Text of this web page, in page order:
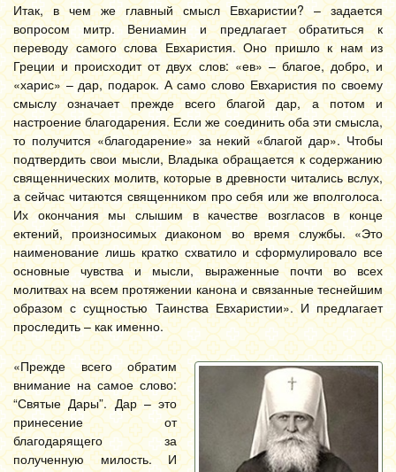
Итак, в чем же главный смысл Евхаристии? – задается
вопросом митр. Вениамин и предлагает обратиться к
переводу самого слова Евхаристия. Оно пришло к нам из
Греции и происходит от двух слов: «ев» – благое, добро, и
«харис» – дар, подарок. А само слово Евхаристия по своему
смыслу означает прежде всего благой дар, а потом и
настроение благодарения. Если же соединить оба эти смысла,
то получится «благодарение» за некий «благой дар». Чтобы
подтвердить свои мысли, Владыка обращается к содержанию
священнических молитв, которые в древности читались вслух,
а сейчас читаются священником про себя или же вполголоса.
Их окончания мы слышим в качестве возгласов в конце
ектений, произносимых диаконом во время службы. «Это
наименование лишь кратко схватило и сформулировало все
основные чувства и мысли, выраженные почти во всех
молитвах на всем протяжении канона и связанные теснейшим
образом с сущностью Таинства Евхаристии». И предлагает
проследить – как именно.
«Прежде всего обратим
внимание на самое слово:
“Святые Дары”. Дар – это
принесение от
благодарящего за
полученную милость. И